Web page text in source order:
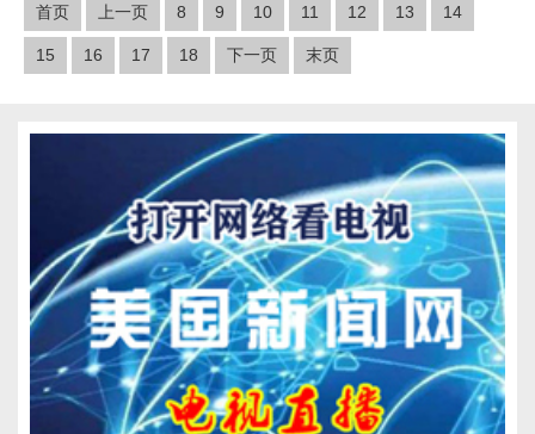
首页 上一页 8 9 10 11 12 13 14
15 16 17 18 下一页 末页